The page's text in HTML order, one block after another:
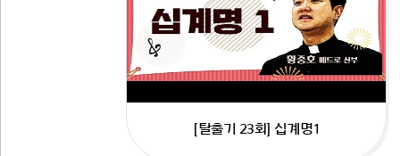
[탈출기 23회] 십계명1